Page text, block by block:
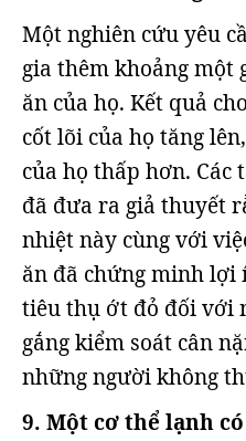
Một nghiên cứu yêu
gia thêm khoảng một
ăn của họ. Kết quả
cốt lõi của họ tăng
của họ thấp hơn. Các
đã đưa ra giả thuyết
nhiệt này cùng với
ăn đã chứng minh lợi
tiêu thụ ớt đỏ đối với
gắng kiểm soát cân
những người không
9. Một cơ thể lạnh